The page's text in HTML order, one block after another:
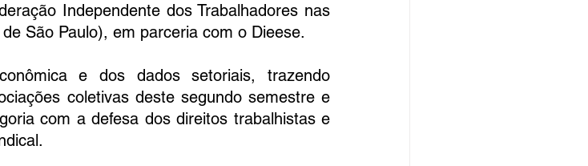
Independente dos Trabalhadores nas
São Paulo), em parceria com o Dieese.
e dos dados setoriais, trazendo
coletivas deste segundo semestre e
com a defesa dos direitos trabalhistas e